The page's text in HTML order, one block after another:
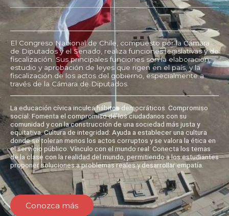
El Congreso Nacional de Chile, compuesto por la Cámara
de Diputados y el Senado, realiza funciones legislativas y de
fiscalización. Sus principales funciones son la elaboración,
estudio y aprobación de leyes que rigen en el país, y la
fiscalización de los actos del gobierno, especialmente a
través de la Cámara de Diputados.
La educación cívica inculca hábitos democráticos. Compromiso
social: Fomenta el compromiso de los ciudadanos con su
comunidad y con la construcción de una sociedad más justa y
equitativa. Cultura de integridad: Ayuda a establecer una cultura
donde se toleran menos los actos corruptos y se valora la ética en
el servicio público. Vínculo con el mundo real: Conecta los temas
de la clase con la realidad del mundo, permitiendo a los estudiantes
proponer soluciones a problemas reales y desarrollar empatía.
Conozca más